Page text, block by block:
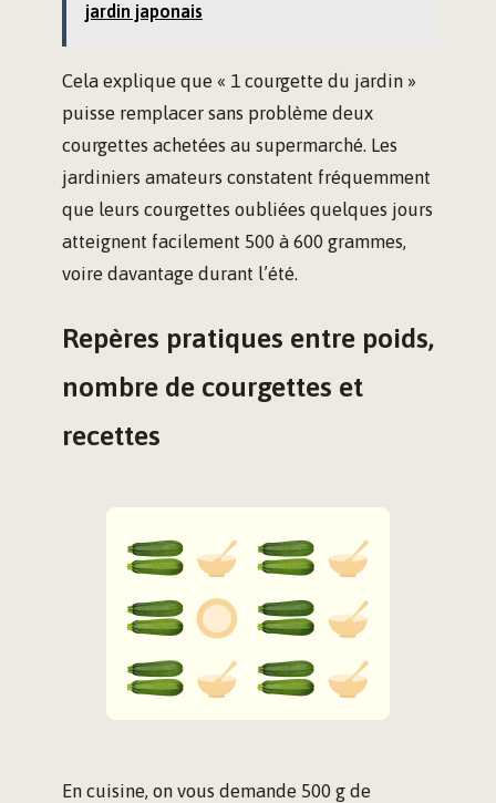
jardin japonais
Cela explique que « 1 courgette du jardin »
puisse remplacer sans problème deux
courgettes achetées au supermarché. Les
jardiniers amateurs constatent fréquemment
que leurs courgettes oubliées quelques jours
atteignent facilement 500 à 600 grammes,
voire davantage durant l’été.
Repères pratiques entre poids,
nombre de courgettes et
recettes
En cuisine, on vous demande 500 g de